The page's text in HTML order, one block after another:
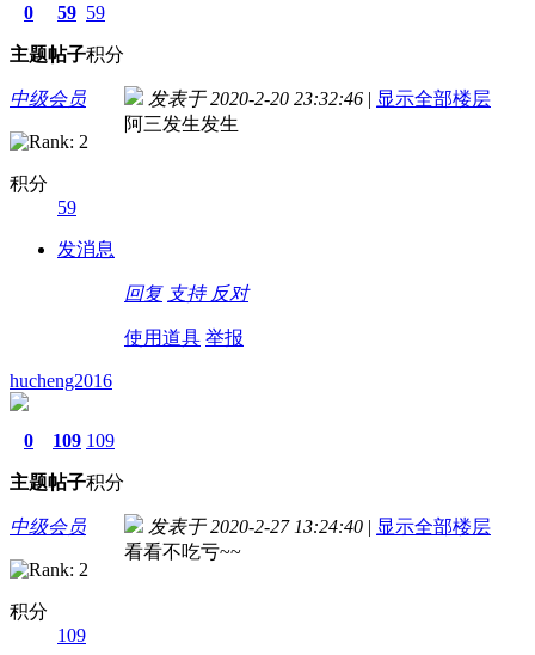
0
主题
59
帖子
59
积分
中级会员
积分
59
发消息
发表于 2020-2-20 23:32:46 | 显示全部楼层
阿三发生发生
回复 支持 反对
使用道具 举报
hucheng2016
0
主题
109
帖子
109
积分
中级会员
积分
109
发表于 2020-2-27 13:24:40 | 显示全部楼层
看看不吃亏~~